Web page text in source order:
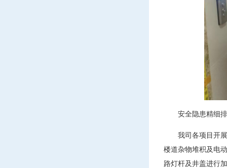
安全隐患精细
我司各项目开
楼道杂物堆积及电
路灯杆及井盖进行